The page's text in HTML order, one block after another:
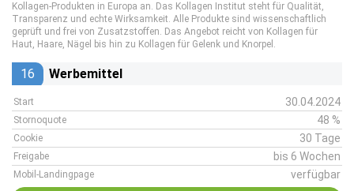
Kollagen-Produkten in Europa an. Das Kollagen Institut steht für Qualität,
Transparenz und echte Wirksamkeit. Alle Produkte sind wissenschaftlich
geprüft und frei von Zusatzstoffen. Das Angebot reicht von Kollagen für
Haut, Haare, Nägel bis hin zu Kollagen für Gelenk und Knorpel.
16 Werbemittel
Start 30.04.2024
Stornoquote 48 %
Cookie 30 Tage
Freigabe bis 6 Wochen
Mobil-Landingpage verfügbar